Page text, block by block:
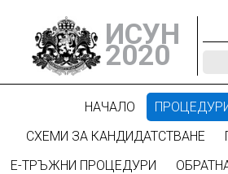
ИСУН
2020
НАЧАЛО
СХЕМИ ЗА КАНДИДАТСТВАНЕ
Е-ТРЪЖНИ ПРОЦЕДУРИ